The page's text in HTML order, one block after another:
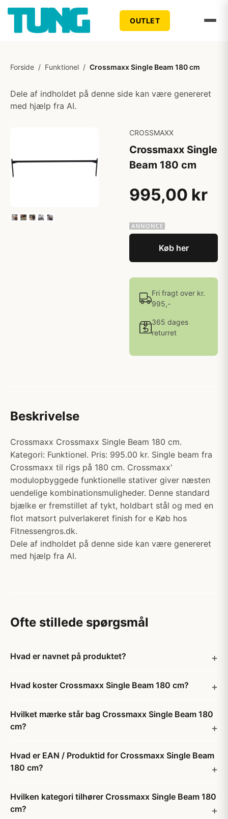
OUTLET
Forside / Funktionel / Crossmaxx Single Beam 180 cm
Dele af indholdet på denne side kan være genereret
med hjælp fra AI.
CROSSMAXX
Crossmaxx Single
Beam 180 cm
995,00 kr
Køb her
Fri fragt over kr.
995,-
365 dages
returret
Beskrivelse
Crossmaxx Crossmaxx Single Beam 180 cm.
Kategori: Funktionel. Pris: 995.00 kr. Single beam fra
Crossmaxx til rigs på 180 cm. Crossmaxx'
modulopbyggede funktionelle stativer giver næsten
uendelige kombinationsmuligheder. Denne standard
bjælke er fremstillet af tykt, holdbart stål og med en
flot matsort pulverlakeret finish for e Køb hos
Fitnessengros.dk.
Dele af indholdet på denne side kan være genereret
med hjælp fra AI.
Ofte stillede spørgsmål
Hvad er navnet på produktet?
Hvad koster Crossmaxx Single Beam 180 cm?
Hvilket mærke står bag Crossmaxx Single Beam 180
cm?
Hvad er EAN / Produktid for Crossmaxx Single Beam
180 cm?
Hvilken kategori tilhører Crossmaxx Single Beam 180
cm?